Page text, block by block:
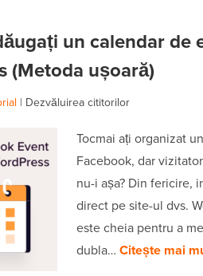
un calendar de
(Metoda ușoară)
| Dezvăluirea cititorilor
Tocmai ați organizat
Facebook, dar
nu-i așa? Din fericire,
direct pe site-ul dvs.
este cheia pentru a
dubla… Citește mai